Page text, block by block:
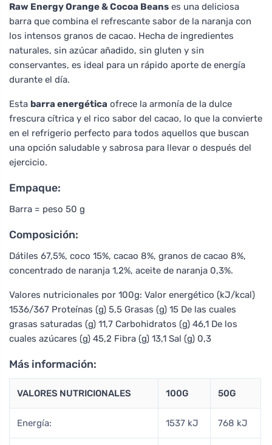
Raw Energy Orange & Cocoa Beans es una deliciosa
barra que combina el refrescante sabor de la naranja con
los intensos granos de cacao. Hecha de ingredientes
naturales, sin azúcar añadido, sin gluten y sin
conservantes, es ideal para un rápido aporte de energía
durante el día.
Esta barra energética ofrece la armonía de la dulce
frescura cítrica y el rico sabor del cacao, lo que la convierte
en el refrigerio perfecto para todos aquellos que buscan
una opción saludable y sabrosa para llevar o después del
ejercicio.
Empaque:
Barra = peso 50 g
Composición:
Dátiles 67,5%, coco 15%, cacao 8%, granos de cacao 8%,
concentrado de naranja 1,2%, aceite de naranja 0,3%.
Valores nutricionales por 100g: Valor energético (kJ/kcal)
1536/367 Proteínas (g) 5,5 Grasas (g) 15 De las cuales
grasas saturadas (g) 11,7 Carbohidratos (g) 46,1 De los
cuales azúcares (g) 45,2 Fibra (g) 13,1 Sal (g) 0,3
Más información:
VALORES NUTRICIONALES 100G 50G
Energía: 1537 kJ 768 kJ